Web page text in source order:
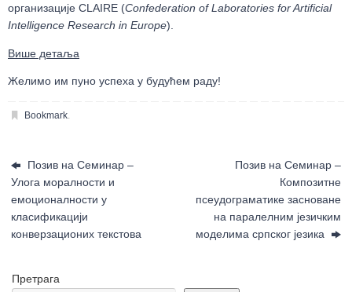
организације CLAIRE (Confederation of Laboratories for Artificial
Intelligence Research in Europe).
Више детаља
Желимо им пуно успеха у будућем раду!
Bookmark.
Позив на Семинар –
Улога моралности и
емоционалности у
класификацији
конверзационих текстова
Позив на Семинар –
Композитне
псеудограматике засноване
на паралелним језичким
моделима српског језика
Претрага